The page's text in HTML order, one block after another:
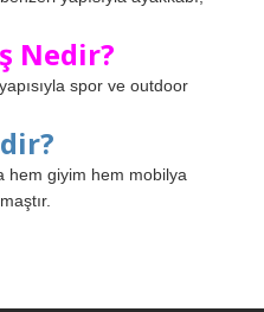
Nedir?
spor ve outdoor
hem giyim hem mobilya